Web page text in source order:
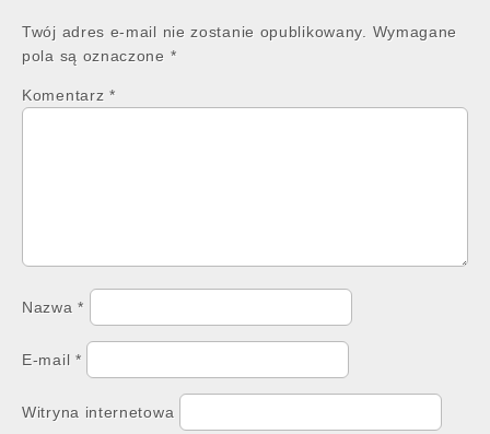
Twój adres e-mail nie zostanie opublikowany.
Wymagane
pola są oznaczone *
Komentarz *
Nazwa*
E-mail *
Witryna internetowa